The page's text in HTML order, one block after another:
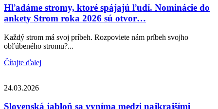
Hľadáme stromy, ktoré spájajú ľudí. Nominácie do
ankety Strom roka 2026 sú otvor…
Každý strom má svoj príbeh. Rozpoviete nám príbeh svojho
obľúbeného stromu?...
Čítajte ďalej
24.03.2026
Slovenská jabloň sa vyníma medzi najkrajšími